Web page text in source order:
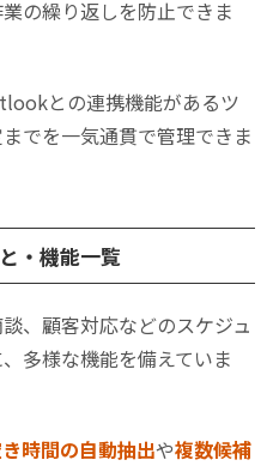
の繰り返しを防止できま
との連携機能があるツ
でを一気通貫で管理できま
・機能一覧
、顧客対応などのスケジュ
多様な機能を備えていま
時間の自動抽出や複数候補